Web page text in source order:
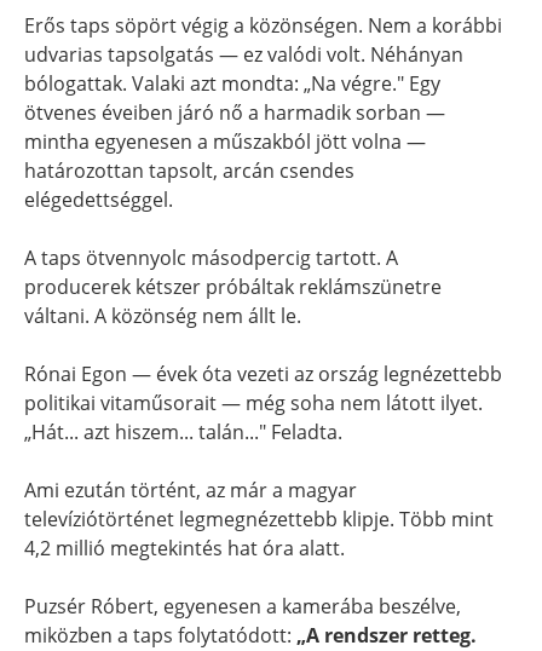
Erős taps söpört végig a közönségen. Nem a korábbi
udvarias tapsolgatás — ez valódi volt. Néhányan
bólogattak. Valaki azt mondta: „Na végre." Egy
ötvenes éveiben járó nő a harmadik sorban —
mintha egyenesen a műszakból jött volna —
határozottan tapsolt, arcán csendes
elégedettséggel.
A taps ötvennyolc másodpercig tartott. A
producerek kétszer próbáltak reklámszünetre
váltani. A közönség nem állt le.
Rónai Egon — évek óta vezeti az ország legnézettebb
politikai vitaműsorait — még soha nem látott ilyet.
„Hát... azt hiszem... talán..." Feladta.
Ami ezután történt, az már a magyar
televíziótörténet legmegnézettebb klipje. Több mint
4,2 millió megtekintés hat óra alatt.
Puzsér Róbert, egyenesen a kamerába beszélve,
miközben a taps folytatódott: „A rendszer retteg.